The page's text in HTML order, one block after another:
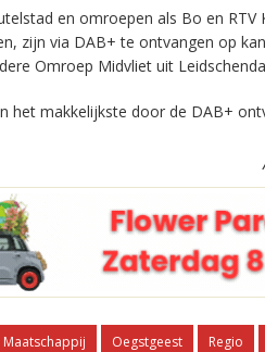
en omroepen als Bo en
zijn via DAB+ te ontvangen op
Omroep Midvliet uit
het makkelijkste door de DAB+
Maatschappij Oegstgeest Regio